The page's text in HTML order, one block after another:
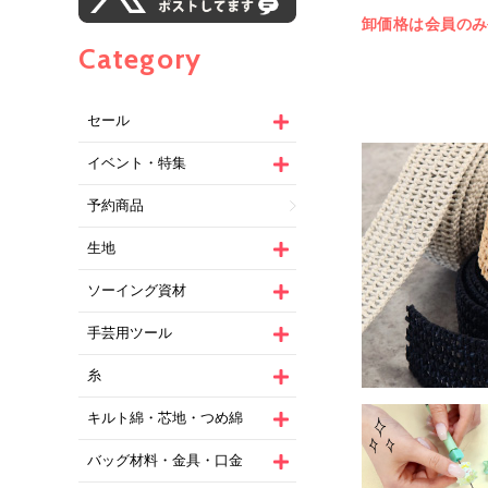
Category
セール
イベント・特集
予約商品
生地
ソーイング資材
手芸用ツール
糸
キルト綿・芯地・つめ綿
バッグ材料・金具・口金
卸価格は会員の